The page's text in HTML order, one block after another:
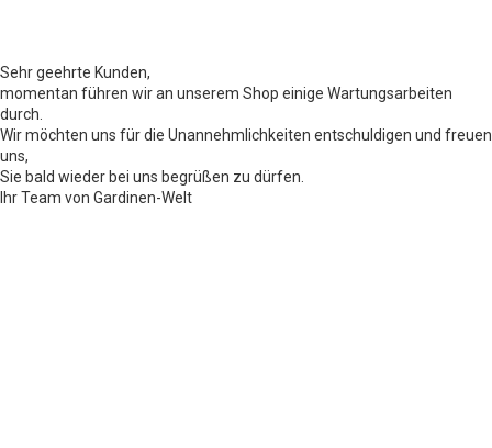
Sehr geehrte Kunden,
momentan führen wir an unserem Shop einige Wartungsarbeiten
durch.
Wir möchten uns für die Unannehmlichkeiten entschuldigen und freuen
uns,
Sie bald wieder bei uns begrüßen zu dürfen.
Ihr Team von Gardinen-Welt